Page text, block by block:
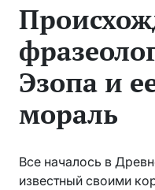
Эзопа и
мораль
Все началось в
известный своими